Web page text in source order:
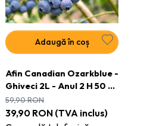
Adaugă în coș
Afin Canadian Ozarkblue -
Ghiveci 2L - Anul 2 H 50 -
60 cm
39,90 RON(TVA inclus)
59,90RON